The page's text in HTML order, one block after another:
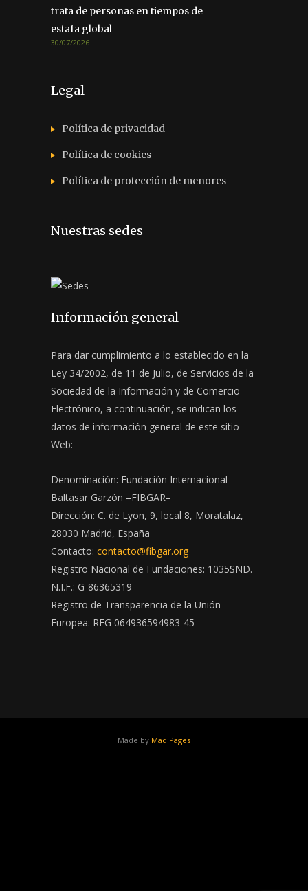
trata de personas en tiempos de
estafa global
30/07/2026
Legal
Política de privacidad
Política de cookies
Política de protección de menores
Nuestras sedes
Información general
Para dar cumplimiento a lo establecido en la
Ley 34/2002, de 11 de Julio, de Servicios de la
Sociedad de la Información y de Comercio
Electrónico, a continuación, se indican los
datos de información general de este sitio
Web:
Denominación: Fundación Internacional
Baltasar Garzón –FIBGAR–
Dirección: C. de Lyon, 9, local 8, Moratalaz,
28030 Madrid, España
Contacto: contacto@fibgar.org
Registro Nacional de Fundaciones: 1035SND.
N.I.F.: G-86365319
Registro de Transparencia de la Unión
Europea: REG 064936594983-45
Made by Mad Pages